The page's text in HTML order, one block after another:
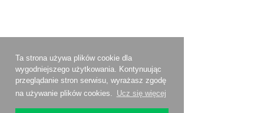
Ta strona używa plików cookie dla
wygodniejszego użytkowania. Kontynuując
przeglądanie stron serwisu, wyrażasz zgodę
na używanie plików cookies. Ucz się więcej